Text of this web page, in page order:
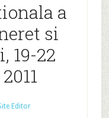
a
si
19-22
Editor